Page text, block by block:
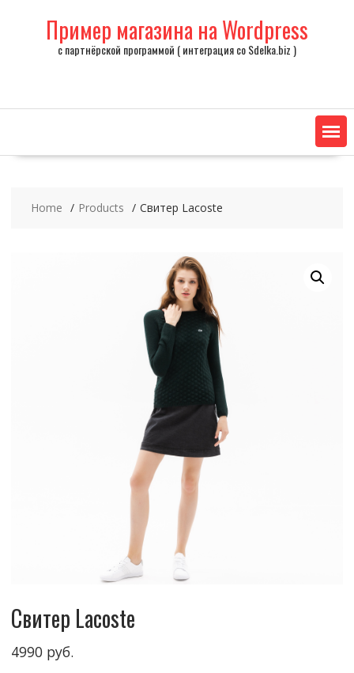
Пример магазина на Wordpress
с партнёрской программой ( интеграция со Sdelka.biz )
Home Products Свитер Lacoste
Свитер Lacoste
4990руб.